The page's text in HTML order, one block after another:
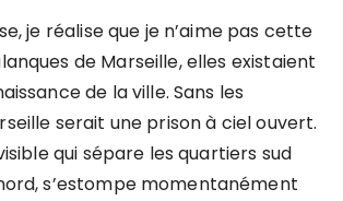
je réalise que je n’aime pas cette
de Marseille, elles existaient
de la ville. Sans les
serait une prison à ciel ouvert.
qui sépare les quartiers sud
s’estompe momentanément